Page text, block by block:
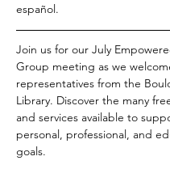
español.
Join us for our July
Group meeting as we
representatives from the
Library. Discover the many
and services available to
personal, professional, and
goals.